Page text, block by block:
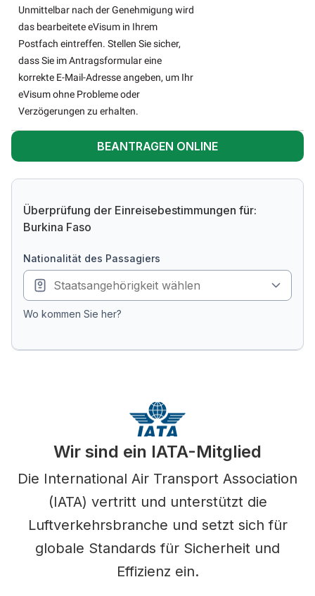
Unmittelbar nach der Genehmigung wird
das bearbeitete eVisum in Ihrem
Postfach eintreffen. Stellen Sie sicher,
dass Sie im Antragsformular eine
korrekte E-Mail-Adresse angeben, um Ihr
eVisum ohne Probleme oder
Verzögerungen zu erhalten.
BEANTRAGEN ONLINE
Überprüfung der Einreisebestimmungen für:
Burkina Faso
Nationalität des Passagiers
Wo kommen Sie her?
Wir sind ein IATA-Mitglied
Die International Air Transport Association
(IATA) vertritt und unterstützt die
Luftverkehrsbranche und setzt sich für
globale Standards für Sicherheit und
Effizienz ein.